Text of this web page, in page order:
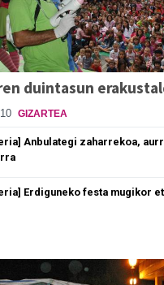
duintasun
GIZARTEA
Anbulategi zaharrekoa,
Erdiguneko festa mugikor